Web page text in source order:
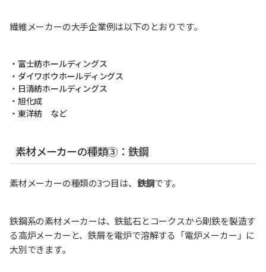
繊維メーカーの大手企業例は以下のとおりです。
・富士紡ホールディングス
・ダイワボウホールディングス
・日清紡ホールディングス
・旭化成
・東洋紡 など
素材メーカーの種類③：鉄鋼
素材メーカーの種類の3つ目は、 鉄鋼です。
鉄鋼系の素材メーカーは、鉄鉱石とコークスから剛鉄を製造す
る高炉メーカーと、鉄屑を電炉で溶解する「電炉メーカー」に
大別できます。